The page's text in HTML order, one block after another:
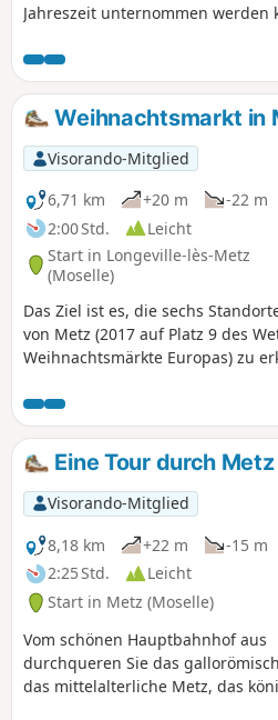
Jahreszeit unternommen werden
(aus dem 11. bis 15. Jahrhundert)
schönsten Gassen.
Weihnachtsmarkt in
Visorando-Mitglied
6,71 km
+20 m
-22 m
2:00 Std.
Leicht
Start in Longeville-lès-Metz
(Moselle)
Das Ziel ist es, die sechs
von Metz (2017 auf Platz 9 des
Weihnachtsmärkte Europas) zu
Vergangenheit zu besuchen, von
einschließlich der „deutschen“
1918 sowie zwischen 1940 und
Eine Tour durch Metz
Visorando-Mitglied
8,18 km
+22 m
-15 m
2:25 Std.
Leicht
Start in Metz (Moselle)
Vom schönen Hauptbahnhof aus
durchqueren Sie das
das mittelalterliche Metz, das